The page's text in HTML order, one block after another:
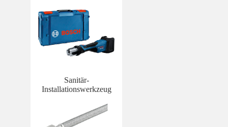
Sanitär-
Installationswerkzeug